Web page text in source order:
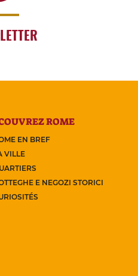
ROME
EN BREF
VILLE
E NEGOZI STORICI